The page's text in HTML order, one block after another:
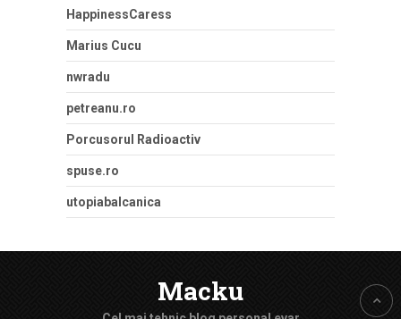
HappinessCaress
Marius Cucu
nwradu
petreanu.ro
Porcusorul Radioactiv
spuse.ro
utopiabalcanica
Macku